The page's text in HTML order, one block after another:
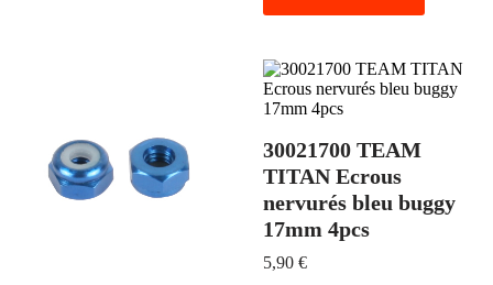
30021700 TEAM
TITAN Ecrous
nervurés bleu buggy
17mm 4pcs
5,90 €